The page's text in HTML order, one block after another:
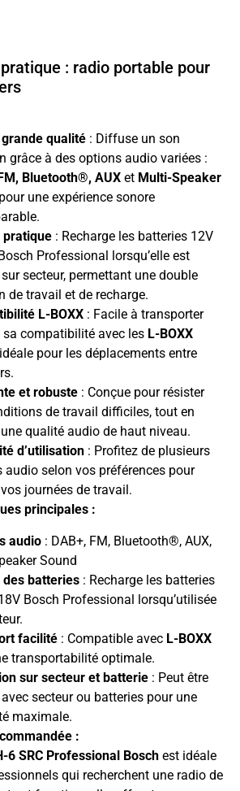
: radio portable pour
qualité : Diffuse un son
grâce à des options audio variées :
Bluetooth®, AUX et Multi-Speaker
pour une expérience sonore
pratique : Recharge les batteries 12V
Professional lorsqu’elle est
secteur, permettant une double
de travail et de recharge.
L-BOXX : Facile à transporter
sa compatibilité avec les L-BOXX
pour les déplacements entre
et robuste : Conçue pour résister
de travail difficiles, tout en
qualité audio de haut niveau.
d’utilisation : Profitez de plusieurs
audio selon vos préférences pour
journées de travail.
principales :
audio : DAB+, FM, Bluetooth®, AUX,
Sound
des batteries : Recharge les batteries
Bosch Professional lorsqu’utilisée
facilité : Compatible avec L-BOXX
transportabilité optimale.
sur secteur et batterie : Peut être
secteur ou batteries pour une
maximale.
:
6 SRC Professional Bosch est idéale
qui recherchent une radio de